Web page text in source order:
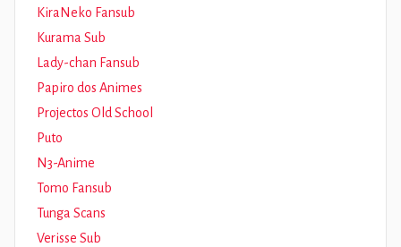
KiraNeko Fansub
Kurama Sub
Lady-chan Fansub
Papiro dos Animes
Projectos Old School
Puto
N3-Anime
Tomo Fansub
Tunga Scans
Verisse Sub